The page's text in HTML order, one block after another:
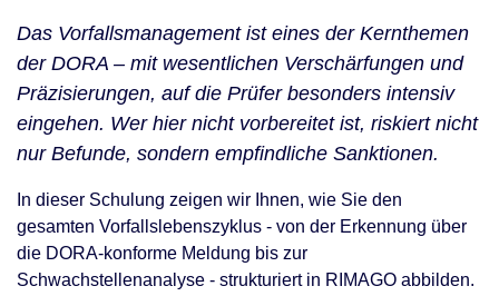
Das Vorfallsmanagement ist eines der Kernthemen
der DORA – mit wesentlichen Verschärfungen und
Präzisierungen, auf die Prüfer besonders intensiv
eingehen. Wer hier nicht vorbereitet ist, riskiert nicht
nur Befunde, sondern empfindliche Sanktionen.
In dieser Schulung zeigen wir Ihnen, wie Sie den
gesamten Vorfallslebenszyklus - von der Erkennung über
die DORA-konforme Meldung bis zur
Schwachstellenanalyse - strukturiert in RIMAGO abbilden.